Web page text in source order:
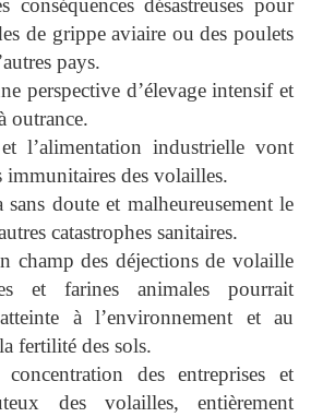
de grippe aviaire ou des poulets
pays.
perspective d’élevage intensif et
outrance.
l’alimentation industrielle vont
immunitaires des volailles.
doute et malheureusement le
catastrophes sanitaires.
champ des déjections de volaille
et farines animales pourrait
à l’environnement et au
fertilité des sols.
des entreprises et
des volailles, entièrement